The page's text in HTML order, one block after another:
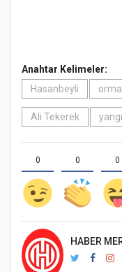
Anahtar Kelimeler:
Hasanbeyli
Ali Tekerek
0 0 0
HABER